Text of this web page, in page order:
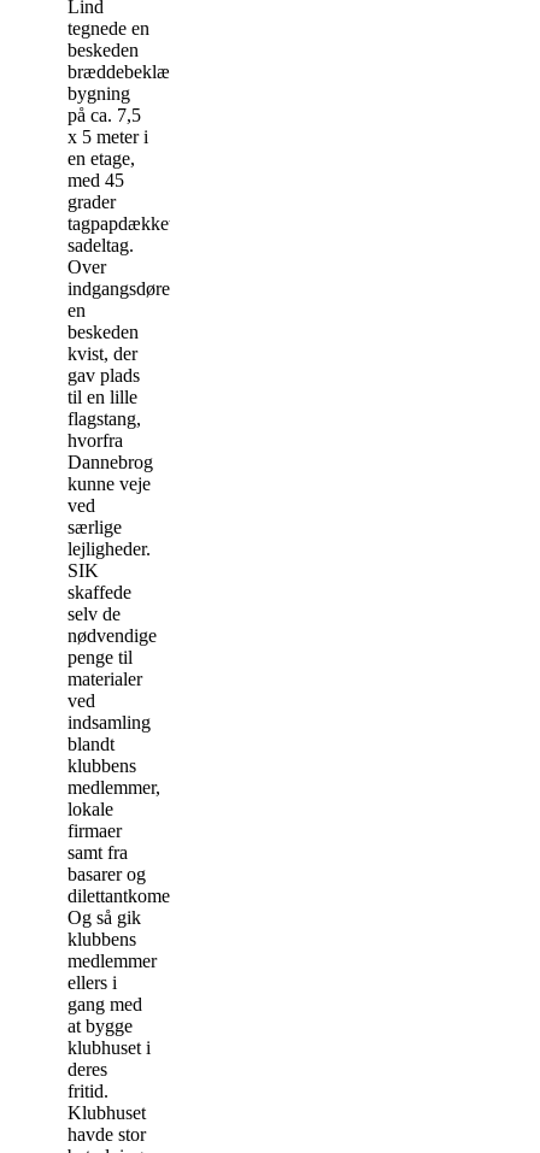
Lind
tegnede en
beskeden
bræddebeklædt
bygning
på ca. 7,5
x 5 meter i
en etage,
med 45
grader
tagpapdækket
sadeltag.
Over
indgangsdøren
en
beskeden
kvist, der
gav plads
til en lille
flagstang,
hvorfra
Dannebrog
kunne veje
ved
særlige
lejligheder.
SIK
skaffede
selv de
nødvendige
penge til
materialer
ved
indsamling
blandt
klubbens
medlemmer,
lokale
firmaer
samt fra
basarer og
dilettantkomedier.
Og så gik
klubbens
medlemmer
ellers i
gang med
at bygge
klubhuset i
deres
fritid.
Klubhuset
havde stor